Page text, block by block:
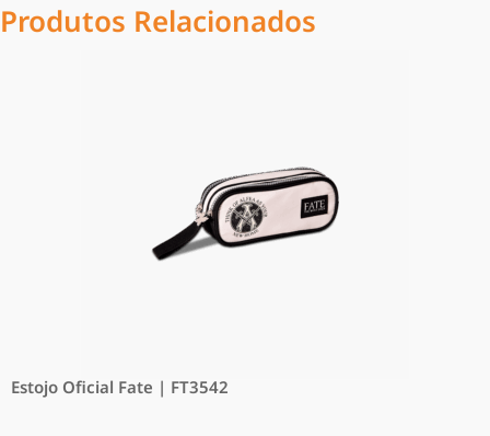
Produtos Relacionados
Estojo Oficial Fate | FT3542